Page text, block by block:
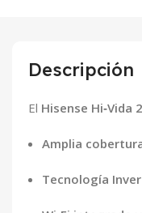
Descripción
El Hisense Hi‑Vida
Amplia
Tecnología